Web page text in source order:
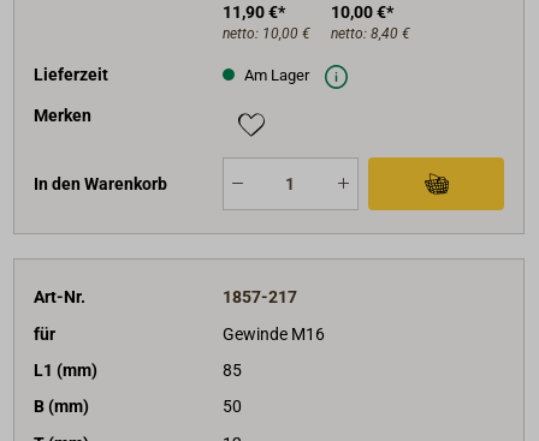
11,90 €*
netto: 10,00 €
10,00 €*
netto: 8,40 €
Lieferzeit Am Lager
Merken
In den Warenkorb
Art-Nr.
1857-217
für
Gewinde M16
L1 (mm)
85
B (mm)
50